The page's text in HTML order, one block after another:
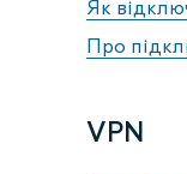
Як
Про
VPN